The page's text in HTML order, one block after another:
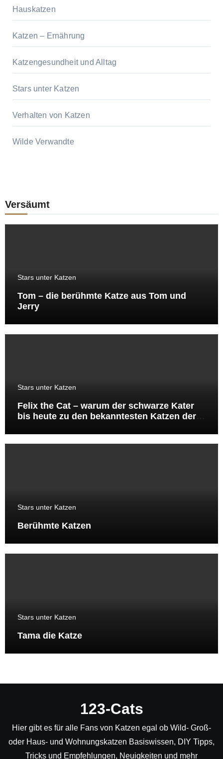
Hauskatzen
Katzen – Ernährung
Katzengesundheit und Alltag
Stars unter Katzen
Verhalten von Katzen
Wilde Verwandte
Versäumt
Stars unter Katzen
Tom – die berühmte Katze aus Tom und
Jerry
Stars unter Katzen
Felix the Cat – warum der schwarze Kater
bis heute zu den bekanntesten Katzen der
Stars unter Katzen
Berühmte Katzen
Stars unter Katzen
Tama die Katze
123-Cats
Hier gibt es für alle Fans von Katzen egal ob Wild- Groß-
oder Haus- und Wohnungskatzen Basiswissen, DIY Tipps,
Tricks und Empfehlungen, Neuigkeiten und mehr